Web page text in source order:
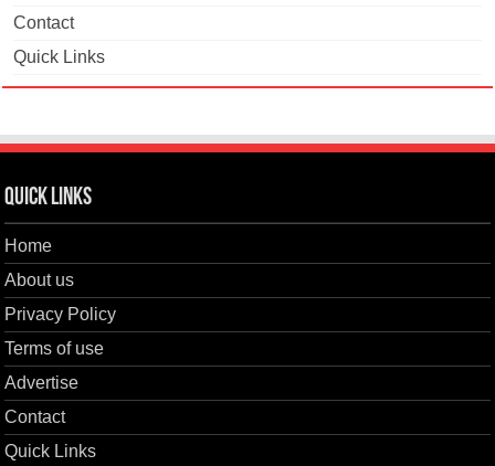
Contact
Quick Links
Quick Links
Home
About us
Privacy Policy
Terms of use
Advertise
Contact
Quick Links